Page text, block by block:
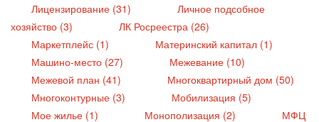
Лицензирование (31)
Личное подсобное
хозяйство (3)
ЛК Росреестра (26)
Маркетплейс (1)
Материнский капитал (1)
Машино-место (27)
Межевание (10)
Межевой план (41)
Многоквартирный дом (50)
Многоконтурные (3)
Мобилизация (5)
Мое жилье (1)
Монополизация (2)
МФЦ